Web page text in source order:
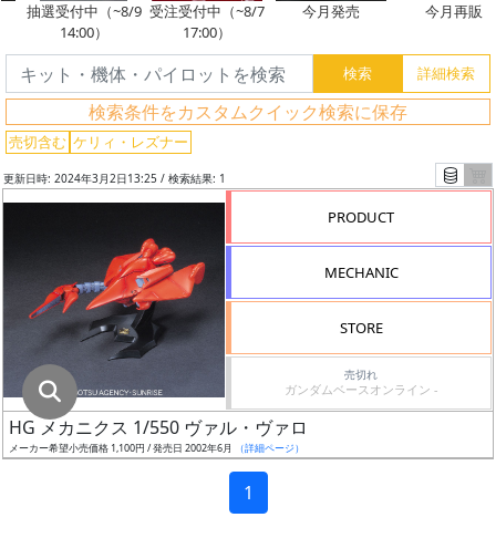
抽選受付中（~8/9
14:00）
受注受付中（~8/7
17:00）
今月発売 今月再販
検索条件をカスタムクイック検索に保存
売切含む ケリィ・レズナー
グ
レ
ド
成
形
色
更新日時: 2024年3月2日13:25 / 検索結果: 1
PRODUCT
MECHANIC
STORE
売切れ
ガンダムベースオンライン -
HG メカニクス 1/550 ヴァル・ヴァロ
メーカー希望小売価格 1,100円 / 発売日 2002年6月 （詳細ページ）
1